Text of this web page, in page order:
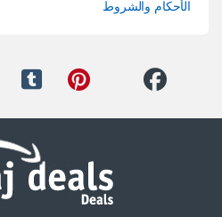
الأحكام والشروط